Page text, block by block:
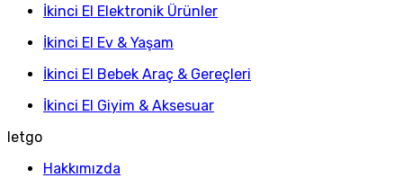
İkinci El Elektronik Ürünler
İkinci El Ev & Yaşam
İkinci El Bebek Araç & Gereçleri
İkinci El Giyim & Aksesuar
letgo
Hakkımızda